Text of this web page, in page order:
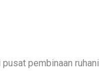
pembinaan